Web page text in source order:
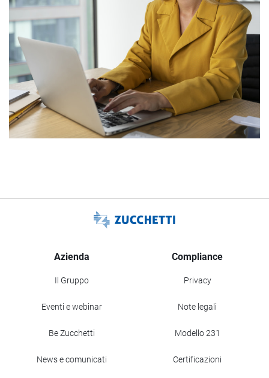
Azienda
Il Gruppo
Eventi e webinar
Be Zucchetti
News e comunicati
Compliance
Privacy
Note legali
Modello 231
Certificazioni